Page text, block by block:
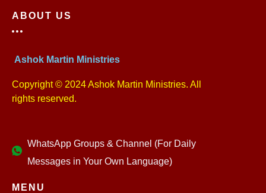
ABOUT US
Ashok Martin Ministries
Copyright © 2024 Ashok Martin Ministries. All
rights reserved.
WhatsApp Groups & Channel (For Daily
Messages in Your Own Language)
MENU